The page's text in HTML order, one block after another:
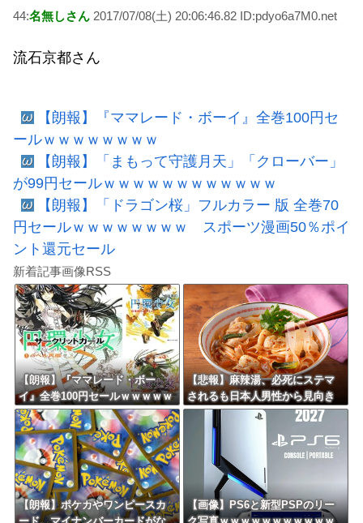
44:名無しさん 2017/07/08(土) 20:06:46.82 ID:pdyo6a7M0.net
流石京都さん
【朗報】『ママレード・ボーイ』全巻100円セ
ールｗｗｗｗｗｗｗｗ
【朗報】「まもって守護月天」「クローバー」
が99円セールｗｗｗｗｗｗｗｗｗｗｗｗ
【朗報】「ドラゴン桜」フルカラー 版 全巻70
円セールｗｗｗｗｗｗｗｗ スポーツ漫画50％ポイ
ント還元セール
新着記事画像RSS
【朗報】『ママレード・ボー
イ』全巻100円セールｗｗｗｗｗ
ｗｗｗ
【悲報】麻辣湯、必死にステマ
されるも日本人男性から見向き
もされない
【朗報】ポケカやワンピースカ
【画像】PS6と新型PSPのリー